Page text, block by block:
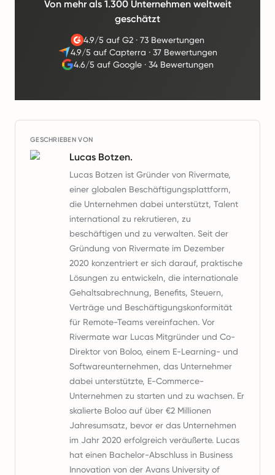
Von mehr als 1.300 Unternehmen weltweit
geschätzt
4.9/5 auf G2· 73 Bewertungen
4.9/5 auf Capterra · 37 Bewertungen
4.6/5 auf Google ·34 Bewertungen
GESCHRIEBEN VON
Lucas Botzen.
Lucas Botzen ist Gründer von Rivermate,
einer globalen Beschäftigungsplattform,
die Unternehmen dabei unterstützt, Talent
international zu rekrutieren, zu
beschäftigen und zu verwalten. Seit der
Gründung von Rivermate im Dezember
2020 konzentriert er sich darauf, praktische
Lösungen zu entwickeln, die internationale
Gehaltsabrechnung, Benefits, Steuern,
Verträge und Beschäftigungskonformität
für Remote-Teams vereinfachen. Vor
Rivermate war Lucas Mitgründer und Co-
Direktor von Boloo, einem E-Learning- und
Softwareunternehmen, das Unternehmer
dabei unterstützte, E-Commerce-
Unternehmen zu starten und zu wachsen. Er
skalierte Boloo auf über €2 Millionen
Jahresumsatz, bevor er das Unternehmen
im Jahr 2020 erfolgreich veräußerte. Lucas
hat einen Bachelor-Abschluss in Business
Innovation von der Avans University of